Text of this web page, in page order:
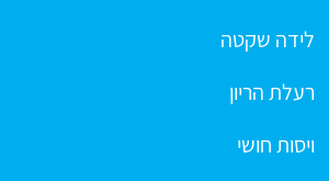
לידה שקטה
רעלת הריון
ויסות חושי